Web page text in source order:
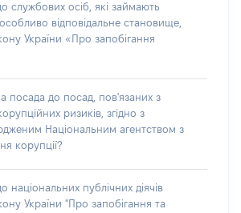
службових осіб, які займають
відповідальне становище,
України «Про запобігання
посада до посад, пов'язаних з
ризиків, згідно з
Національним агентством з
корупції?
національних публічних діячів
України "Про запобігання та